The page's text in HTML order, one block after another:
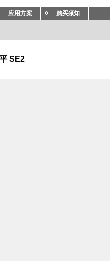
应用方案 购买须知
SE2